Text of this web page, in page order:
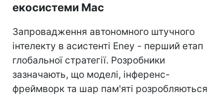
екосистеми Mac
Запровадження автономного штучного
інтелекту в асистенті Eney - перший етап
глобальної стратегії. Розробники
зазначають, що моделі, інференс-
фреймворк та шар пам'яті розробляються